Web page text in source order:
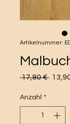
Artikelnummer:
17,80 €
Anzahl *